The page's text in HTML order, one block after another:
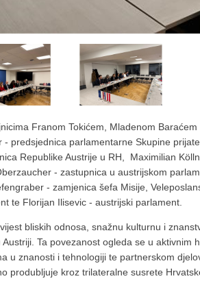
Franom Tokićem, Mladenom
predsjednica parlamentarne Skupine
Republike Austrije u RH, Maximilian
- zastupnica u austrijskom
- zamjenica šefa Misije,
te Florijan Ilisevic - austrijski parlament.
bliskih odnosa, snažnu kulturnu i
Ta povezanost ogleda se u aktivnim
u znanosti i tehnologiji te partnerskom
produbljuje kroz trilateralne susrete